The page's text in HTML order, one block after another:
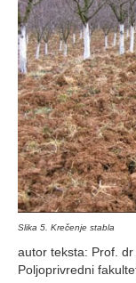
Slika 5. Krečenje stabla
autor teksta: Prof.
Poljoprivredni